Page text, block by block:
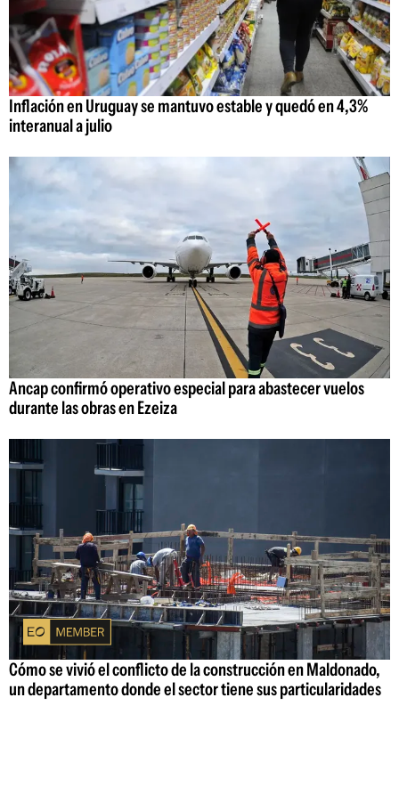
Inflación en Uruguay se mantuvo estable y quedó en 4,3%
interanual a julio
Ancap confirmó operativo especial para abastecer vuelos
durante las obras en Ezeiza
Cómo se vivió el conflicto de la construcción en Maldonado,
un departamento donde el sector tiene sus particularidades